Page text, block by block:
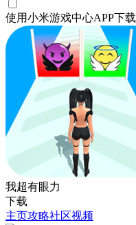
使用小米游戏中心APP下载
我超有眼力
下载
主页攻略社区视频